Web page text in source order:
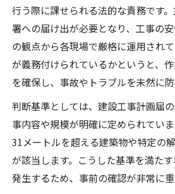
建設工事計画届のエクセル
成方法
建設工事計画届様式21号記
解説
建設工事計画届の記入でよ
決策
建設工事計画届アスベスト
応方法
安全管理を考えた工事計画書の
建設現場で求められる安全
行う際に課せられる法的な責務です
署への届け出が必要となり、工事の
の観点から各現場で厳格に運用され
が義務付けられているかというと、
を確保し、事故やトラブルを未然に防
判断基準としては、建設工事計画届
事内容や規模が明確に定められてい
31メートルを超える建築物や特定の
が該当します。こうした基準を満た
発生するため、事前の確認が非常に重